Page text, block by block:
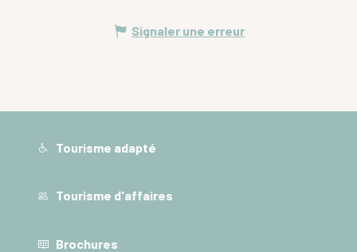
Signaler une erreur
Tourisme adapté
Tourisme d'affaires
Brochures